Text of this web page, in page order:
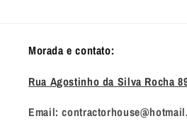
Morada e contato:
Rua Agostinho da Silva Rocha
Email: